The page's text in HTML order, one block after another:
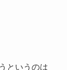
というのは